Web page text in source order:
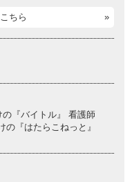
ちら
『バイトル』 看護師
『はたらこねっと』